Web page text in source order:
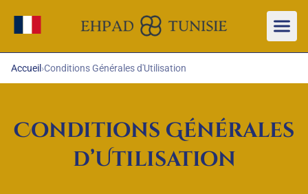
Aller au contenu principal
Changer de langue
Accueil ›Conditions Générales d'Utilisation
Conditions Générales
d’Utilisation